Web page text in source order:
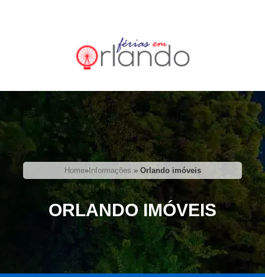
Home»Informações » Orlando imóveis
ORLANDO IMÓVEIS